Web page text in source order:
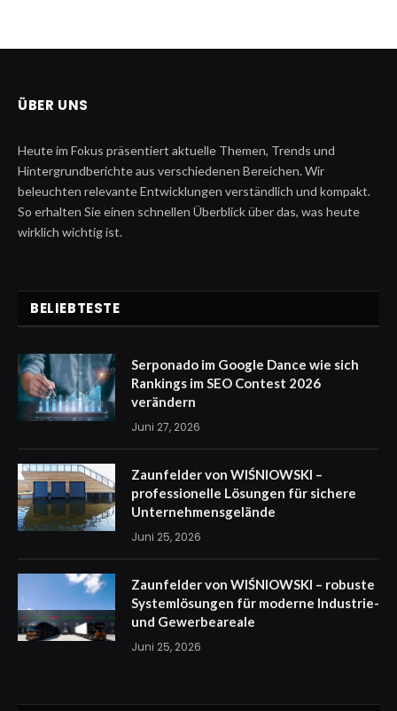
ÜBER UNS
Heute im Fokus präsentiert aktuelle Themen, Trends und
Hintergrundberichte aus verschiedenen Bereichen. Wir
beleuchten relevante Entwicklungen verständlich und kompakt.
So erhalten Sie einen schnellen Überblick über das, was heute
wirklich wichtig ist.
BELIEBTESTE
Serponado im Google Dance wie sich
Rankings im SEO Contest 2026
verändern
Juni 27, 2026
Zaunfelder von WIŚNIOWSKI –
professionelle Lösungen für sichere
Unternehmensgelände
Juni 25, 2026
Zaunfelder von WIŚNIOWSKI – robuste
Systemlösungen für moderne Industrie-
und Gewerbeareale
Juni 25, 2026